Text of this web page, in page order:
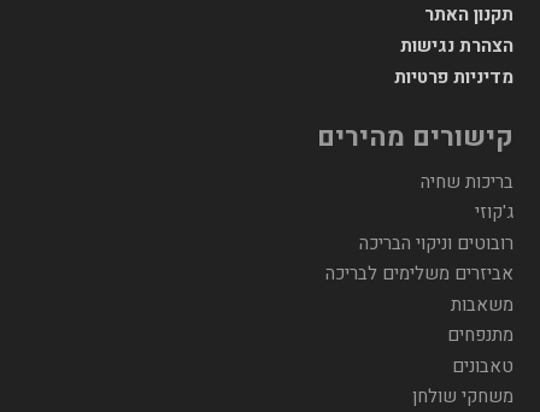
תקנון האתר
הצהרת נגישות
מדיניות פרטיות
קישורים מהירים
בריכות שחיה
ג'קוזי
רובוטים וניקוי הבריכה
אביזרים משלימים לבריכה
משאבות
מתנפחים
טאבונים
משחקי שולחן